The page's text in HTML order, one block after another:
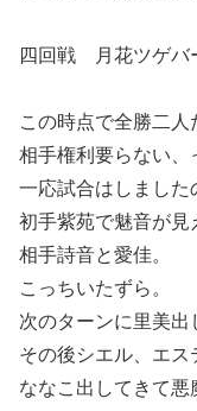
四回戦 月花ツ
この時点で全勝二人
相手権利要らない、
一応試合はしました
初手紫苑で魅音が見
相手詩音と愛佳。
こっちいたずら。
次のターンに里美出
その後シエル、エ
ななこ出してきて悪